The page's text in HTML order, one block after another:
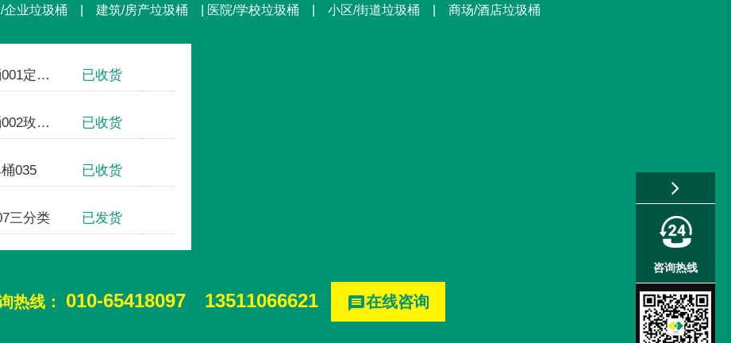
业垃圾桶 | 建筑/房产垃圾桶 | 医院/学校垃圾桶 | 小区/街道垃圾桶 | 商场/酒店垃圾桶
已收货
已收货
单桶035 已收货
007三分类 已发货
热线： 010-65418097 13511066621 message在线咨询
咨询热线